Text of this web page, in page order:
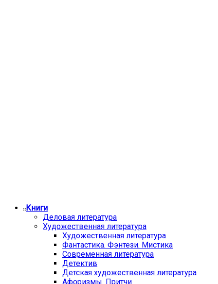
Книги
Деловая литература
Художественная литература
Художественная литература
Фантастика. Фэнтези. Мистика
Современная литература
Детектив
Детская художественная литература
Афоризмы. Притчи